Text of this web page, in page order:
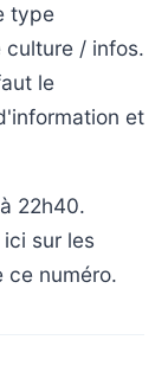
type
culture / infos.
le
et
22h40.
sur les
ce numéro.